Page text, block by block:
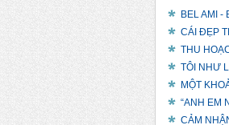
BEL AMI -
CÁI ĐẸP
THU
TÔI NHƯ
MỘT
“ANH EM
CẢM